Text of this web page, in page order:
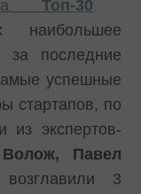
Топ-30
наибольшее
за последние
успешные
стартапов, по
из экспертов-
Павел
возглавили 3